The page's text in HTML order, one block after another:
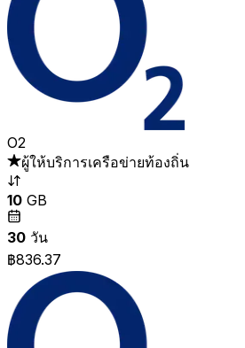
O2
ผู้ให้บริการเครือข่ายท้องถิ่น
10 GB
30 วัน
฿836.37